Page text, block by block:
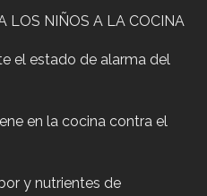
LOS NIÑOS A LA COCINA
el estado de alarma del
en la cocina contra el
y nutrientes de